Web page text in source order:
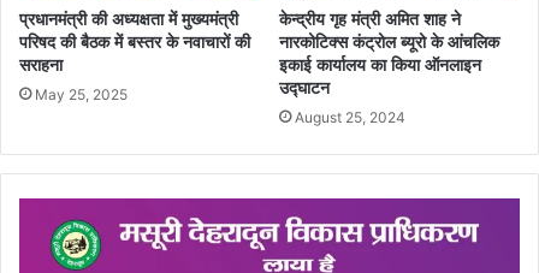
प्रधानमंत्री की अध्यक्षता में मुख्यमंत्री
परिषद की बैठक में बस्तर के नवाचारों की
सराहना
May 25, 2025
केन्द्रीय गृह मंत्री अमित शाह ने
नारकोटिक्स कंट्रोल ब्यूरो के आंचलिक
इकाई कार्यालय का किया ऑनलाइन
उद्घाटन
August 25, 2024